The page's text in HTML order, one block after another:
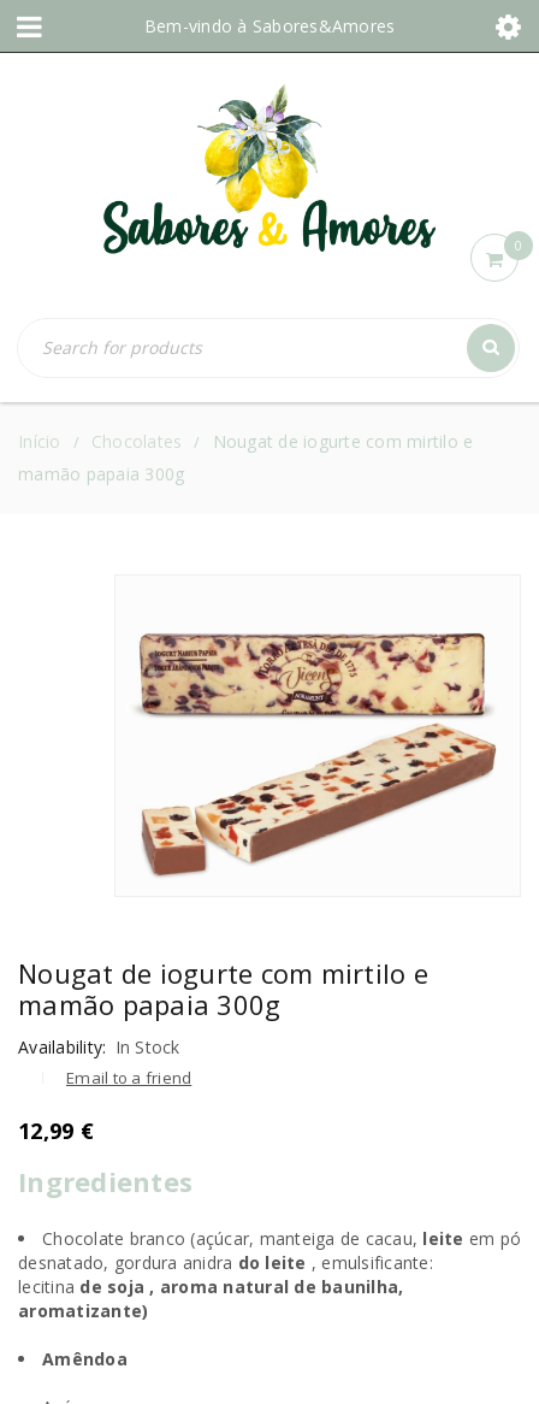
Bem-vindo à Sabores&Amores
0
Início / Chocolates /
Nougat de iogurte com mirtilo e
mamão papaia 300g
Nougat de iogurte com mirtilo e
mamão papaia 300g
Availability: In Stock
Email to a friend
12,99 €
Ingredientes
Chocolate branco (açúcar, manteiga de cacau, leite em pó
desnatado, gordura anidra do leite , emulsificante:
lecitina de soja , aroma natural de baunilha,
aromatizante)
Amêndoa